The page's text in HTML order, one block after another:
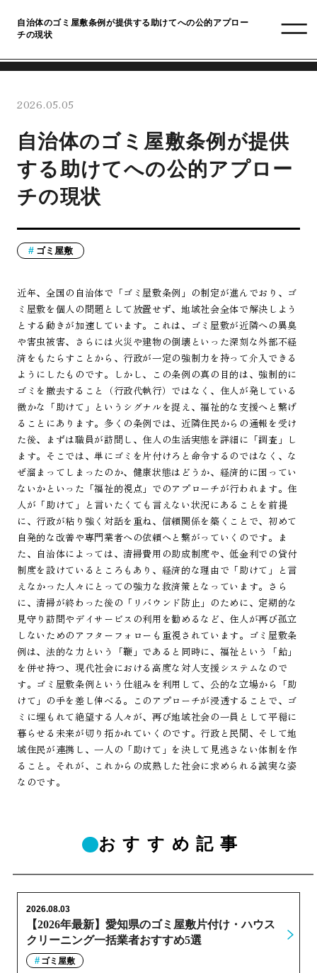
自治体のゴミ屋敷条例が提供する助けてへの公的アプロー
チの現状
2026.05.05
自治体のゴミ屋敷条例が提供
する助けてへの公的アプロー
チの現状
ゴミ屋敷
近年、全国の自治体で「ゴミ屋敷条例」の制定が進んでおり、ゴ
ミ屋敷を個人の問題として放置せず、地域社会全体で解決しよう
とする動きが加速しています。これは、ゴミ屋敷が近隣への異臭
や害虫被害、さらには火災や建物の倒壊といった深刻な外部不経
済をもたらすことから、行政が一定の強制力を持って介入できる
ようにしたものです。しかし、この条例の真の目的は、強制的に
ゴミを撤去すること（行政代執行）ではなく、住人が発している
微かな「助けて」というシグナルを捉え、福祉的な支援へと繋げ
ることにあります。多くの条例では、近隣住民からの通報を受け
た後、まずは職員が訪問し、住人の生活実態を詳細に「調査」し
ます。そこでは、単にゴミを片付けろと命令するのではなく、な
ぜ溜まってしまったのか、健康状態はどうか、経済的に困ってい
ないかといった「福祉的視点」でのアプローチが行われます。住
人が「助けて」と言いたくても言えない状況にあることを前提
に、行政が粘り強く対話を重ね、信頼関係を築くことで、初めて
自発的な改善や専門業者への依頼へと繋がっていくのです。ま
た、自治体によっては、清掃費用の助成制度や、低金利での貸付
制度を設けているところもあり、経済的な理由で「助けて」と言
えなかった人々にとっての強力な救済策となっています。さら
に、清掃が終わった後の「リバウンド防止」のために、定期的な
見守り訪問やデイサービスの利用を勧めるなど、住人が再び孤立
しないためのアフターフォローも重視されています。ゴミ屋敷条
例は、法的な力という「鞭」であると同時に、福祉という「飴」
を併せ持つ、現代社会における高度な対人支援システムなので
す。ゴミ屋敷条例という仕組みを利用して、公的な立場から「助
けて」の手を差し伸べる。このアプローチが浸透することで、ゴ
ミに埋もれて絶望する人々が、再び地域社会の一員として平穏に
暮らせる未来が切り拓かれていくのです。行政と民間、そして地
域住民が連携し、一人の「助けて」を決して見逃さない体制を作
ること。それが、これからの成熟した社会に求められる誠実な姿
なのです。
おすすめ記事
【2026年最新】愛知県のゴミ屋敷片付け・ハウス
クリーニング一括業者おすすめ5選
2026.08.03
ゴミ屋敷